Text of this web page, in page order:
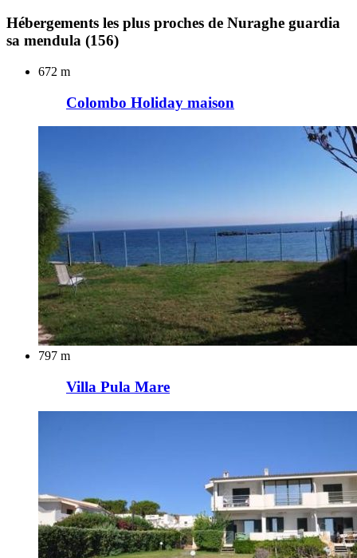
Hébergements les plus proches de Nuraghe guardia
sa mendula (156)
672 m
Colombo Holiday maison
797 m
Villa Pula Mare